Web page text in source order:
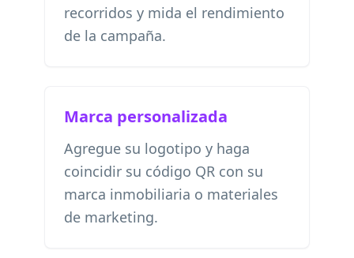
recorridos y mida el rendimiento
de la campaña.
Marca personalizada
Agregue su logotipo y haga
coincidir su código QR con su
marca inmobiliaria o materiales
de marketing.